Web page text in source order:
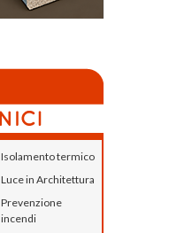
Isolamento termico
Luce in Architettura
Prevenzione
incendi